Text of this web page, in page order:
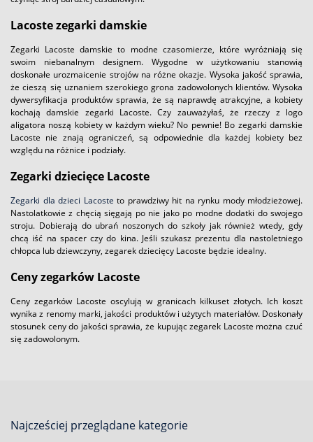
Lacoste zegarki damskie
Zegarki Lacoste damskie to modne czasomierze, które wyróżniają się
swoim niebanalnym designem. Wygodne w użytkowaniu stanowią
doskonałe urozmaicenie strojów na różne okazje. Wysoka jakość sprawia,
że cieszą się uznaniem szerokiego grona zadowolonych klientów. Wysoka
dywersyfikacja produktów sprawia, że są naprawdę atrakcyjne, a kobiety
kochają damskie zegarki Lacoste. Czy zauważyłaś, że rzeczy z logo
aligatora noszą kobiety w każdym wieku? No pewnie! Bo zegarki damskie
Lacoste nie znają ograniczeń, są odpowiednie dla każdej kobiety bez
względu na różnice i podziały.
Zegarki dziecięce Lacoste
Zegarki dla dzieci Lacoste to prawdziwy hit na rynku mody młodzieżowej.
Nastolatkowie z chęcią sięgają po nie jako po modne dodatki do swojego
stroju. Dobierają do ubrań noszonych do szkoły jak również wtedy, gdy
chcą iść na spacer czy do kina. Jeśli szukasz prezentu dla nastoletniego
chłopca lub dziewczyny, zegarek dziecięcy Lacoste będzie idealny.
Ceny zegarków Lacoste
Ceny zegarków Lacoste oscylują w granicach kilkuset złotych. Ich koszt
wynika z renomy marki, jakości produktów i użytych materiałów. Doskonały
stosunek ceny do jakości sprawia, że kupując zegarek Lacoste można czuć
się zadowolonym.
Najcześciej przeglądane kategorie